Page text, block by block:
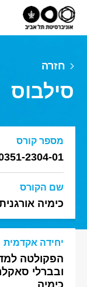
חזרה
סילבוס
מספר קורס
2304-01
שם הקורס
כימיה אורגנית
יחידה אקדמית
הפקולטה
ובברלי
כימיה